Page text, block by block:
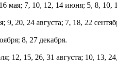
мая; 7, 10, 12, 14 июня; 5, 8, 10,
20, 24 августа; 7, 18, 22
8, 27 декабря.
12, 15, 26, 31 августа; 10, 13,